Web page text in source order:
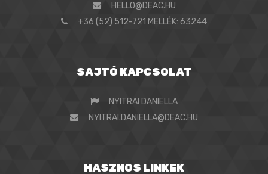
HELLO@DEAC.HU
+36 (52) 512-721 MELLÉK: 63244
SAJTÓ KAPCSOLAT
NYITRAI DANIELLA
NYITRAI.DANIELLA@DEAC.HU
HASZNOS LINKEK